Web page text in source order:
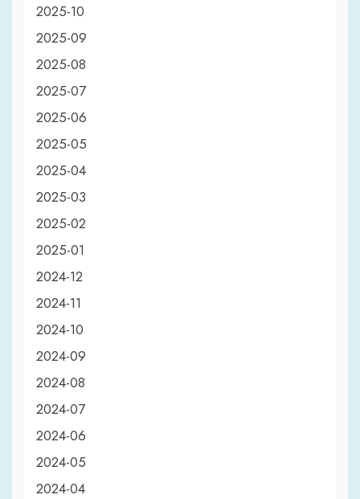
2025-10
2025-09
2025-08
2025-07
2025-06
2025-05
2025-04
2025-03
2025-02
2025-01
2024-12
2024-11
2024-10
2024-09
2024-08
2024-07
2024-06
2024-05
2024-04